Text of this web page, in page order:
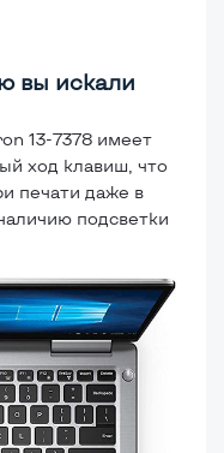
вы искали
13-7378 имеет
ход клавиш, что
печати даже в
подсветки